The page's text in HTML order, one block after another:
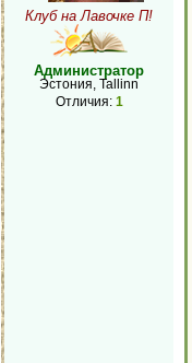
Клуб на Лавочке П!
Администратор
Эстония, Tallinn
Отличия: 1